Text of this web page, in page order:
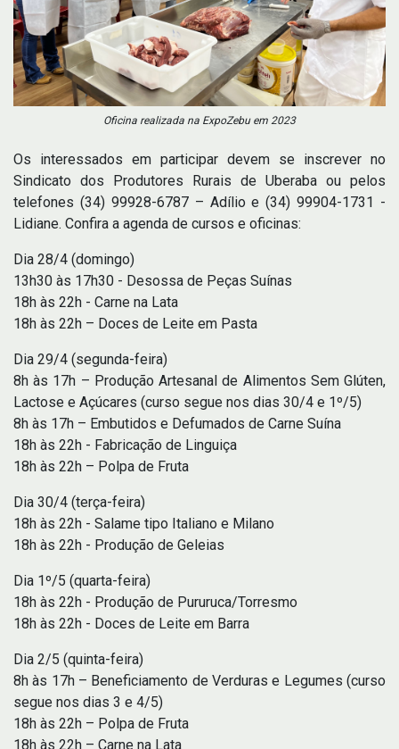
Oficina realizada na ExpoZebu em 2023
Os interessados em participar devem se inscrever no
Sindicato dos Produtores Rurais de Uberaba ou pelos
telefones (34) 99928-6787 – Adílio e (34) 99904-1731 -
Lidiane. Confira a agenda de cursos e oficinas:
Dia 28/4 (domingo)
13h30 às 17h30 - Desossa de Peças Suínas
18h às 22h - Carne na Lata
18h às 22h – Doces de Leite em Pasta
Dia 29/4 (segunda-feira)
8h às 17h – Produção Artesanal de Alimentos Sem Glúten,
Lactose e Açúcares (curso segue nos dias 30/4 e 1º/5)
8h às 17h – Embutidos e Defumados de Carne Suína
18h às 22h - Fabricação de Linguiça
18h às 22h – Polpa de Fruta
Dia 30/4 (terça-feira)
18h às 22h - Salame tipo Italiano e Milano
18h às 22h - Produção de Geleias
Dia 1º/5 (quarta-feira)
18h às 22h - Produção de Pururuca/Torresmo
18h às 22h - Doces de Leite em Barra
Dia 2/5 (quinta-feira)
8h às 17h – Beneficiamento de Verduras e Legumes (curso
segue nos dias 3 e 4/5)
18h às 22h – Polpa de Fruta
18h às 22h – Carne na Lata